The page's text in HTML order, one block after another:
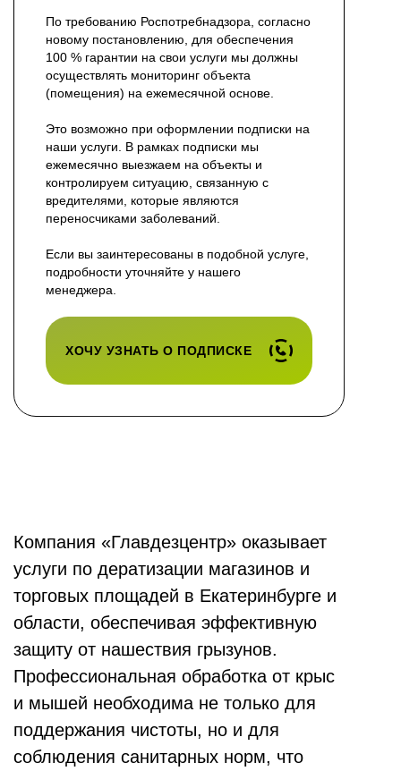
По требованию Роспотребнадзора, согласно
новому постановлению, для обеспечения
100 % гарантии на свои услуги мы должны
осуществлять мониторинг объекта
(помещения) на ежемесячной основе.
Это возможно при оформлении подписки на
наши услуги. В рамках подписки мы
ежемесячно выезжаем на объекты и
контролируем ситуацию, связанную с
вредителями, которые являются
переносчиками заболеваний.
Если вы заинтересованы в подобной услуге,
подробности уточняйте у нашего
менеджера.
ХОЧУ УЗНАТЬ О ПОДПИСКЕ
Компания «Главдезцентр» оказывает
услуги по дератизации магазинов и
торговых площадей в Екатеринбурге и
области, обеспечивая эффективную
защиту от нашествия грызунов.
Профессиональная обработка от крыс
и мышей необходима не только для
поддержания чистоты, но и для
соблюдения санитарных норм, что